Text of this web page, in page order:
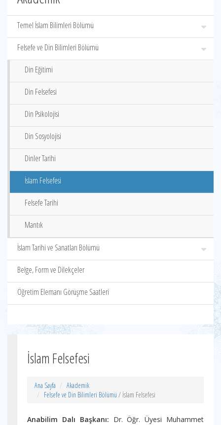
Temel İslam Bilimleri Bölümü
Felsefe ve Din Bilimleri Bölümü
Din Eğitimi
Din Felsefesi
Din Psikolojisi
Din Sosyolojisi
Dinler Tarihi
İslam Felsefesi
Felsefe Tarihi
Mantık
İslam Tarihi ve Sanatları Bölümü
Belge, Form ve Dilekçeler
Öğretim Elemanı Görüşme Saatleri
İslam Felsefesi
Ana Sayfa
Akademik
Felsefe ve Din Bilimleri Bölümü / İslam Felsefesi
Anabilim Dalı Başkanı: Dr. Öğr. Üyesi Muhammet